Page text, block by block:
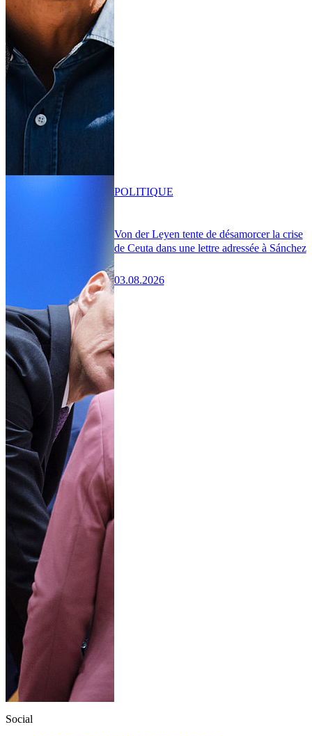
Von der Leyen tente de désamorcer la crise
de Ceuta dans une lettre adressée à Sánchez
03.08.2026
POLITIQUE
Social